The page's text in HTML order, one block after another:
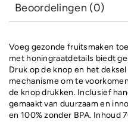
Beoordelingen (0)
Voeg gezonde fruitsmaken
met honingraatdetails biedt
Druk op de knop en het
mechanisme om te
de knop drukken. Inclusief
gemaakt van duurzaam en
en 100% zonder BPA.